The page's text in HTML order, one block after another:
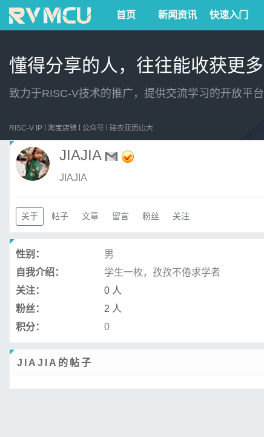
首页 新闻资讯 快速入门
懂得分享的人，往往能收获更多
致力于RISC-V技术的推广，提供交流学习的开放平台
RISC-V IP 淘宝店铺 公众号 硅农亚历山大
JIAJIA
JIAJIA
关于 帖子 文章 留言 粉丝 关注
性别：
男
自我介绍：
学生一枚，孜孜不倦求学者
关注：
0 人
粉丝：
2 人
积分：
0
JIAJIA的帖子